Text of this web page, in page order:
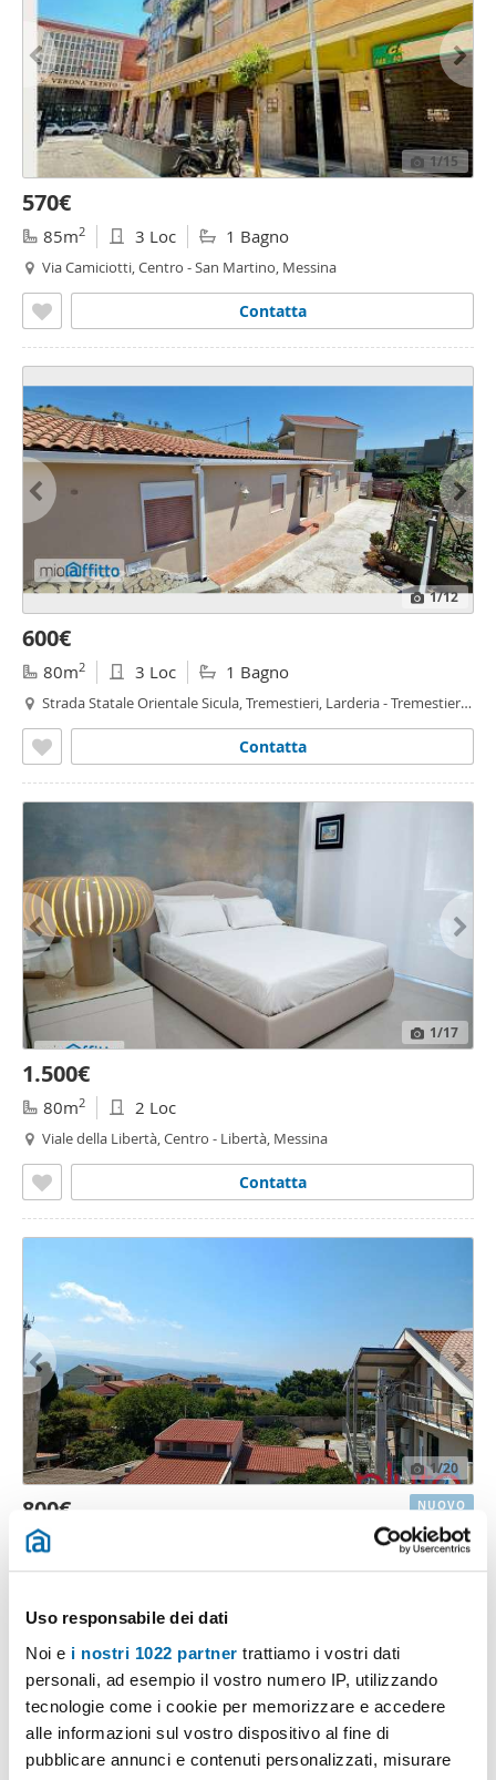
Uso responsabile dei dati
Noi e i nostri 1022 partner trattiamo i vostri dati
personali, ad esempio il vostro numero IP, utilizzando
tecnologie come i cookie per memorizzare e accedere
alle informazioni sul vostro dispositivo al fine di
pubblicare annunci e contenuti personalizzati, misurare
1/15
570€
85m2 3 Loc 1 Bagno
Via Camiciotti, Centro - San Martino, Messina
Contatta
1/12
600€
80m2 3 Loc 1 Bagno
Strada Statale Orientale Sicula, Tremestieri, Larderia - Tremestieri -
Contatta
1/17
1.500€
80m2 2 Loc
Viale della Libertà, Centro - Libertà, Messina
Contatta
1/20
800€
109m
Contrada Serri, Faro, Ganzirri, Sant'Agata - Faro Superiore -
NUOVO